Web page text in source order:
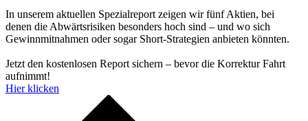
In unserem aktuellen Spezialreport zeigen wir fünf Aktien, bei
denen die Abwärtsrisiken besonders hoch sind – und wo sich
Gewinnmitnahmen oder sogar Short-Strategien anbieten könnten.
Jetzt den kostenlosen Report sichern – bevor die Korrektur Fahrt
aufnimmt!
Hier klicken